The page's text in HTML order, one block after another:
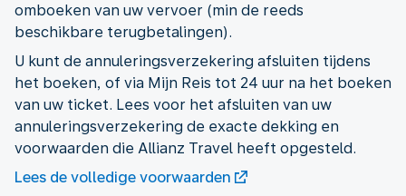
omboeken van uw vervoer (min de reeds
U kunt de annuleringsverzekering afsluiten tijdens
het boeken, of via Mijn Reis tot 24 uur na het boeken
van uw ticket. Lees voor het afsluiten van uw
annuleringsverzekering de exacte dekking en
voorwaarden die Allianz Travel heeft opgesteld.
Lees de volledige voorwaarden